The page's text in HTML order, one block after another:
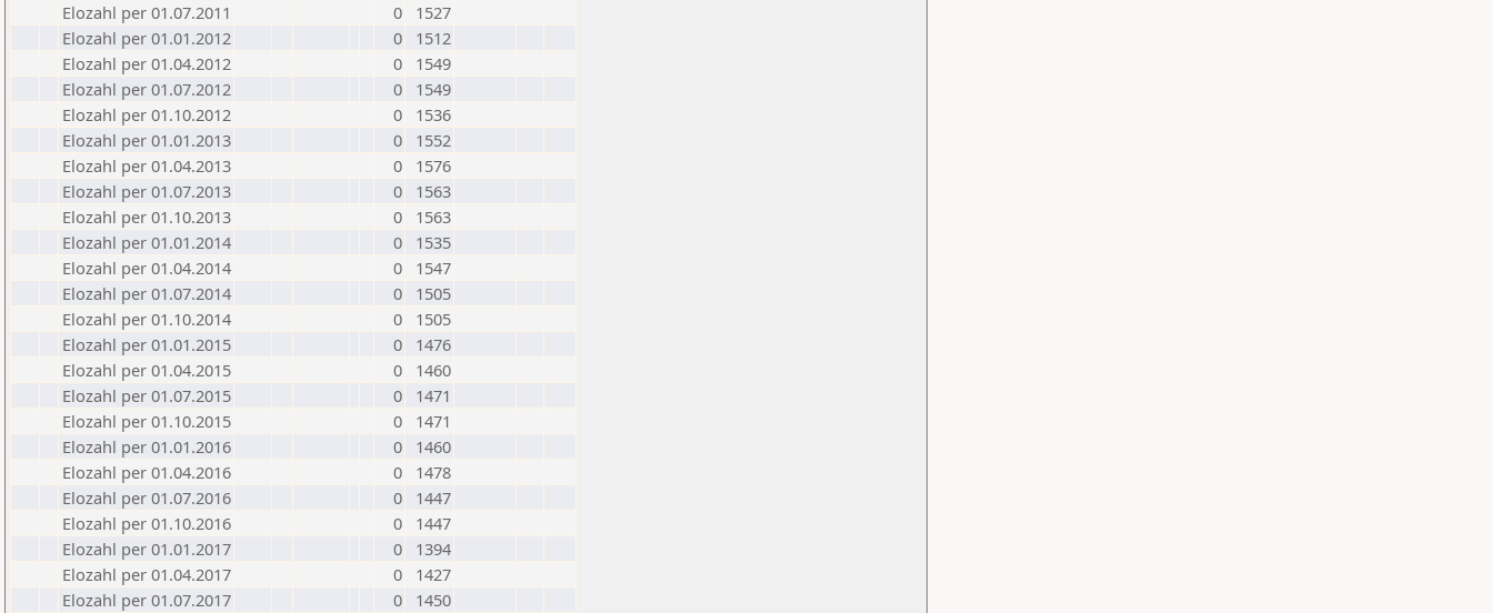
Elozahl per 01.07.2011
0
1527
Elozahl per 01.01.2012
0
1512
Elozahl per 01.04.2012
0
1549
Elozahl per 01.07.2012
0
1549
Elozahl per 01.10.2012
0
1536
Elozahl per 01.01.2013
0
1552
Elozahl per 01.04.2013
0
1576
Elozahl per 01.07.2013
0
1563
Elozahl per 01.10.2013
0
1563
Elozahl per 01.01.2014
0
1535
Elozahl per 01.04.2014
0
1547
Elozahl per 01.07.2014
0
1505
Elozahl per 01.10.2014
0
1505
Elozahl per 01.01.2015
0
1476
Elozahl per 01.04.2015
0
1460
Elozahl per 01.07.2015
0
1471
Elozahl per 01.10.2015
0
1471
Elozahl per 01.01.2016
0
1460
Elozahl per 01.04.2016
0
1478
Elozahl per 01.07.2016
0
1447
Elozahl per 01.10.2016
0
1447
Elozahl per 01.01.2017
0
1394
Elozahl per 01.04.2017
0
1427
Elozahl per 01.07.2017
0
1450